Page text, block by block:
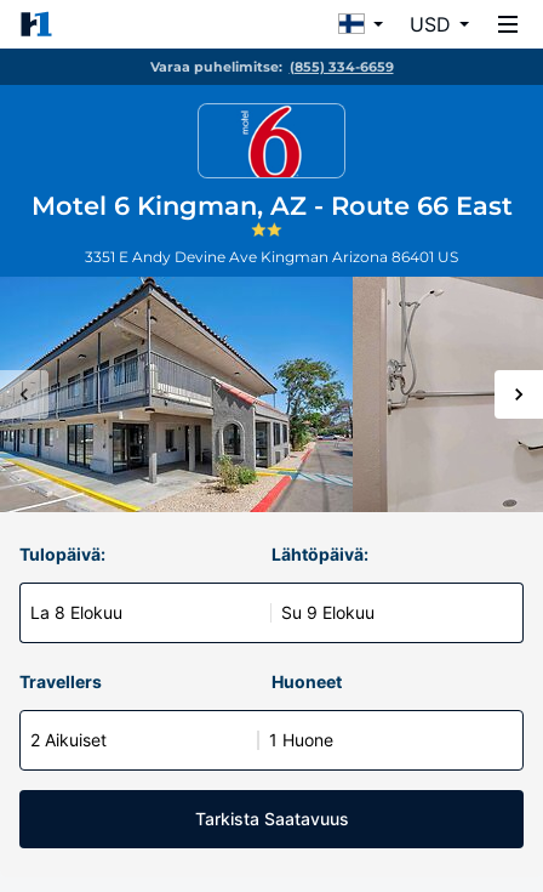
USD
Varaa puhelimitse: (855) 334-6659
Motel 6 Kingman, AZ - Route 66 East
3351 E Andy Devine Ave Kingman Arizona 86401 US
Tulopäivä:
La 8 Elokuu
Lähtöpäivä:
Su 9 Elokuu
Travellers Huoneet
2 Aikuiset 1 Huone
Tarkista Saatavuus